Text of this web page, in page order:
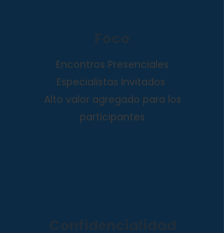
Encontros Presenciales
Especialistas Invitados
Alto valor agregado para los
participantes